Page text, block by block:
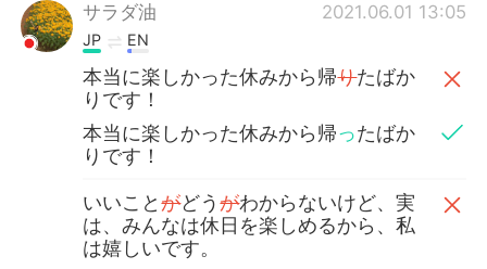
サラダ油 2021.06.01 13:05
JP EN
本当に楽しかった休みから帰りたばか
りです！
本当に楽しかった休みから帰ったばか
りです！
いいことがどうがわからないけど、実
は、みんなは休日を楽しめるから、私
は嬉しいです。